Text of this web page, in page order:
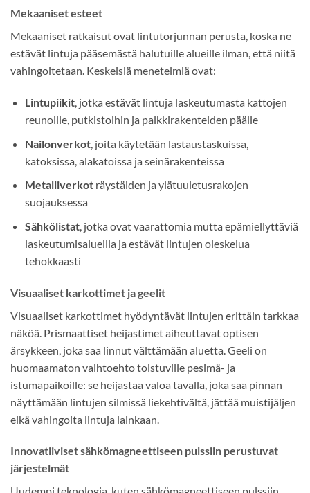
Mekaaniset esteet
Mekaaniset ratkaisut ovat lintutorjunnan perusta, koska ne
estävät lintuja pääsemästä halutuille alueille ilman, että niitä
vahingoitetaan. Keskeisiä menetelmiä ovat:
Lintupiikit, jotka estävät lintuja laskeutumasta kattojen
reunoille, putkistoihin ja palkkirakenteiden päälle
Nailonverkot, joita käytetään lastaustaskuissa,
katoksissa, alakatoissa ja seinärakenteissa
Metalliverkoträystäiden ja ylätuuletusrakojen
suojauksessa
Sähkölistat, jotka ovat vaarattomia mutta epämiellyttäviä
laskeutumisalueilla ja estävät lintujen oleskelua
tehokkaasti
Visuaaliset karkottimet ja geelit
Visuaaliset karkottimet hyödyntävät lintujen erittäin tarkkaa
näköä. Prismaattiset heijastimet aiheuttavat optisen
ärsykkeen, joka saa linnut välttämään aluetta. Geeli on
huomaamaton vaihtoehto toistuville pesimä- ja
istumapaikoille: se heijastaa valoa tavalla, joka saa pinnan
näyttämään lintujen silmissä liekehtivältä, jättää muistijäljen
eikä vahingoita lintuja lainkaan.
Innovatiiviset sähkömagneettiseen pulssiin perustuvat
järjestelmät